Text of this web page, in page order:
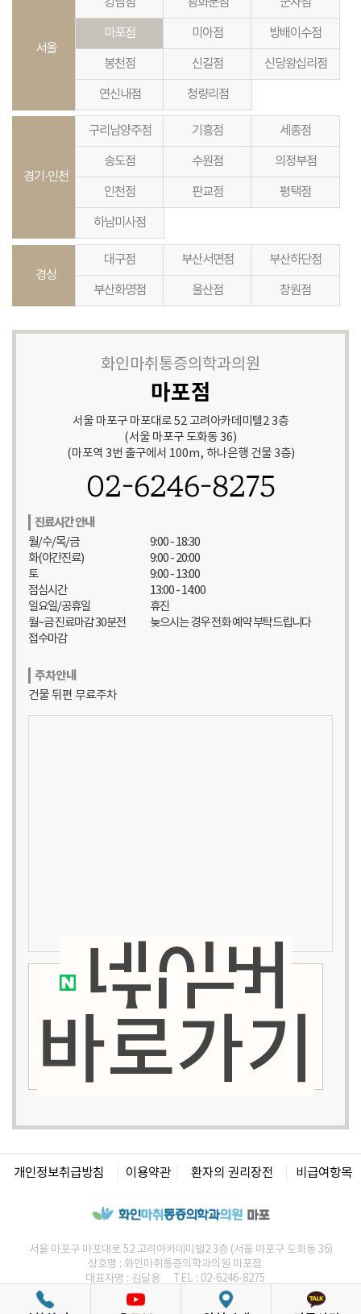
서울
마포점 미아점 방배이수점
봉천점 신길점 신당왕십리점
연신내점 청량리점
경기·인천
구리남양주점 기흥점 세종점
송도점 수원점 의정부점
인천점 판교점 평택점
하남미사점
경상
대구점 부산서면점 부산하단점
부산화명점 울산점 창원점
화인마취통증의학과의원
마포점
서울 마포구 마포대로 52 고려아카데미텔2 3층
(서울 마포구 도화동 36)
(마포역 3번 출구에서 100m, 하나은행 건물 3층)
02-6246-8275
진료시간 안내
월/수/목/금
화(야간진료)
토
점심시간
일요일/공휴일
월~금 진료마감 30분전
접수마감
9:00 - 18:30
9:00 - 20:00
9:00 - 13:00
13:00 - 14:00
휴진
늦으시는 경우 전화 예약 부탁드립니다
주차안내
건물 뒤편 무료주차
네이버
지도
바로가기
개인정보취급방침 이용약관 환자의 권리장전 비급여항목
서울 마포구 마포대로 52 고려아카데미텔2 3층 (서울 마포구 도화동 36)
상호명 : 화인마취통증의학과의원 마포점
대표자명 : 김달용
TEL : 02-6246-8275
사업자등록번호 : 464-95-00059
COPYRIGHT© 마포점. ALL RIGHTS RESERVED.